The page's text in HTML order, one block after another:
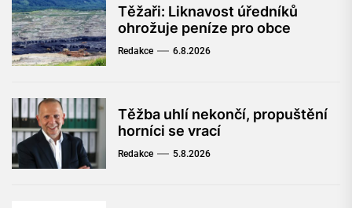
Těžaři: Liknavost úředníků
ohrožuje peníze pro obce
Redakce 6.8.2026
Těžba uhlí nekončí, propuštění
horníci se vrací
Redakce 5.8.2026